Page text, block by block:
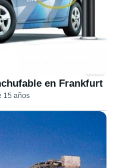
en Frankfurt
15 años